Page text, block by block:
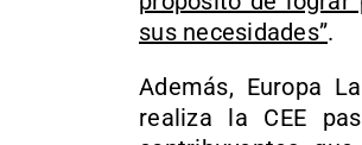
sus necesidades”.
Además, Europa
realiza la CEE